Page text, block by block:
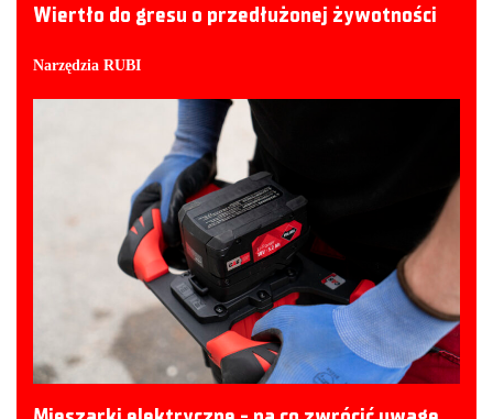
Wiertło do gresu o przedłużonej żywotności
Narzędzia RUBI